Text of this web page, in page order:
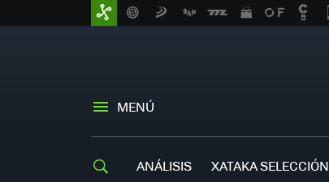
MENÚ
ANÁLISIS XATAKA SELECCIÓN